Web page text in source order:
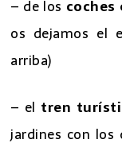
– de los coches
os dejamos el
arriba)
– el tren
jardines con